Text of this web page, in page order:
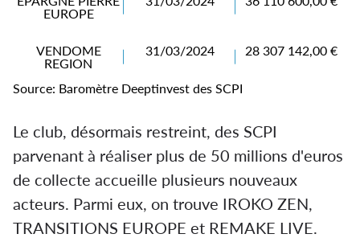
EUROPE
VENDOME
REGION
31/03/2024 28 307 142,00 €
Source: Baromètre Deeptinvest des SCPI
Le club, désormais restreint, des SCPI
parvenant à réaliser plus de 50 millions d'euros
de collecte accueille plusieurs nouveaux
acteurs. Parmi eux, on trouve IROKO ZEN,
TRANSITIONS EUROPE et REMAKE LIVE.